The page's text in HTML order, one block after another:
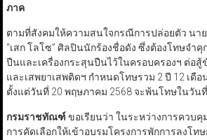
ภาค
ตามที่สังคมให้ความสนใจกรณีการปล่อยตัว นา
“เสก โลโซ” ศิลปินนักร้องชื่อดัง ซึ่งต้องโทษจำ
ปืนและเครื่องกระสุนปืนไว้ในครอบครองฯ ต่อสู้
และเสพยาเสพติดฯ กำหนดโทษรวม 2 ปี 12 เดื
ตั้งแต่วันที่ 20 พฤษภาคม 2568 จะพ้นโทษในวัน
กรมราชทัณฑ์ ขอเรียนว่า ในระหว่างการควบคุ
การคัดเลือกให้เข้าอบรมโครงการพักการลงโท